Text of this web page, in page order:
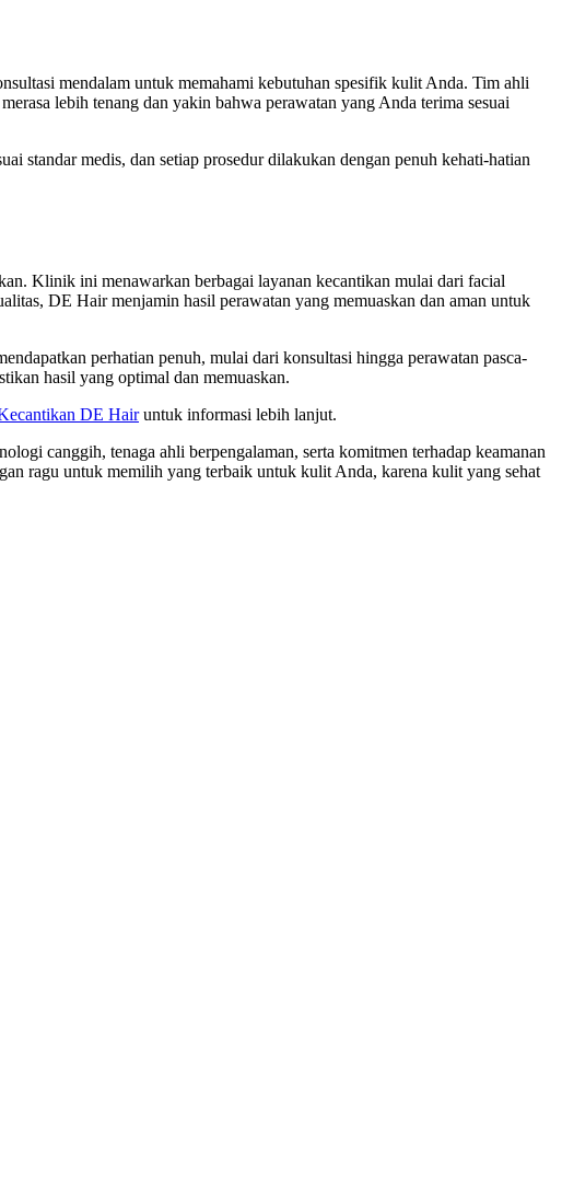
mendalam untuk memahami kebutuhan spesifik kulit Anda. Tim ahli
lebih tenang dan yakin bahwa perawatan yang Anda terima sesuai
standar medis, dan setiap prosedur dilakukan dengan penuh kehati-hatian
Klinik ini menawarkan berbagai layanan kecantikan mulai dari facial
DE Hair menjamin hasil perawatan yang memuaskan dan aman untuk
perhatian penuh, mulai dari konsultasi hingga perawatan pasca-
hasil yang optimal dan memuaskan.
DE Hairuntuk informasi lebih lanjut.
canggih, tenaga ahli berpengalaman, serta komitmen terhadap keamanan
ragu untuk memilih yang terbaik untuk kulit Anda, karena kulit yang sehat